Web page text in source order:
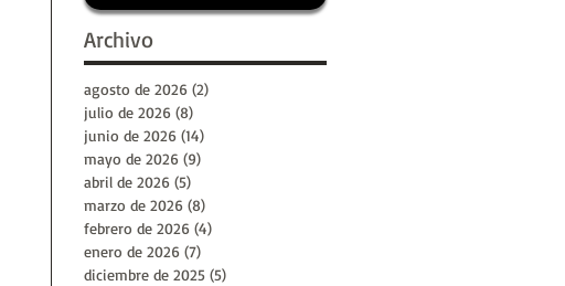
Archivo
agosto de 2026 (2)
julio de 2026 (8)
junio de 2026 (14)
mayo de 2026 (9)
abril de 2026 (5)
marzo de 2026 (8)
febrero de 2026 (4)
enero de 2026 (7)
diciembre de 2025 (5)